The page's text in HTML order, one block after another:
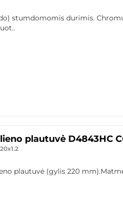
stumdomomis durimis.
plautuvė D4843HC
plautuvė (gylis 220